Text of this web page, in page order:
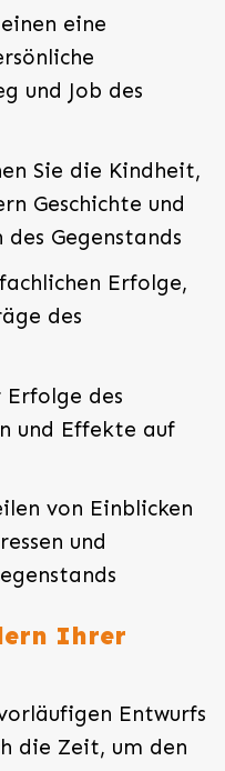
eine
und Job des
Sie die Kindheit,
Geschichte und
Gegenstands
Erfolge,
des
des
und Effekte auf
von Einblicken
und
Ihrer
Entwurfs
die Zeit, um den